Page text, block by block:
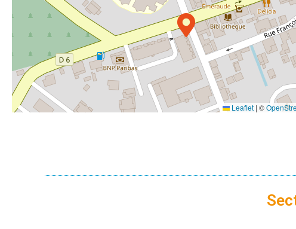
Leaflet | ©